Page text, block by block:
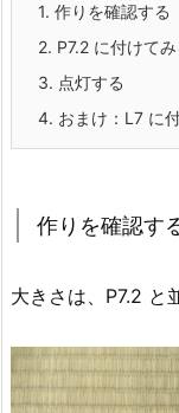
1. 作りを確認する
2. P7.2 に付けてみ
3. 点灯する
4. おまけ：L7 に
作りを確認す
大きさは、P7.2 と